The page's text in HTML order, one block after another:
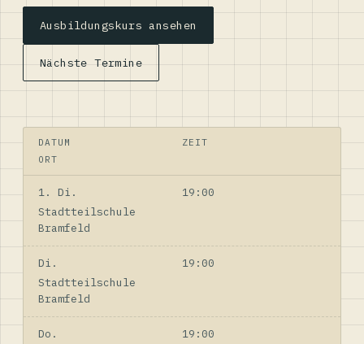
Ausbildungskurs ansehen
Nächste Termine
DATUM
ZEIT
ORT
1. Di.
19:00
Stadtteilschule
Bramfeld
Di.
19:00
Stadtteilschule
Bramfeld
Do.
19:00